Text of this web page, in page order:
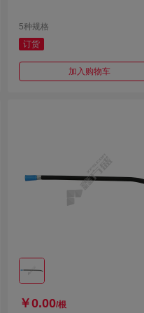
5种规格
订货
加入购物车
￥0.00/根